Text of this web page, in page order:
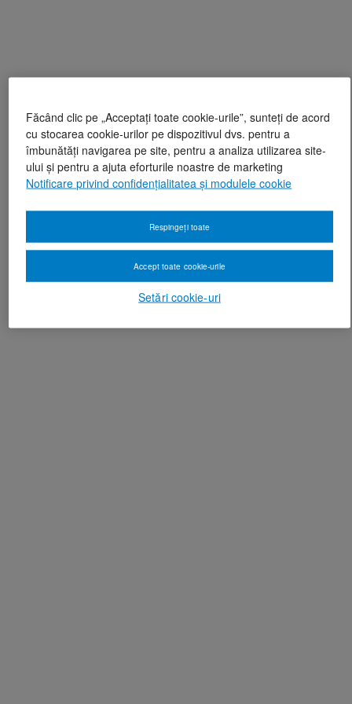
Făcând clic pe „Acceptați toate cookie-urile”, sunteți de acord
cu stocarea cookie-urilor pe dispozitivul dvs. pentru a
îmbunătăți navigarea pe site, pentru a analiza utilizarea site-
ului și pentru a ajuta eforturile noastre de marketing
Notificare privind confidențialitatea și modulele cookie
Setări cookie-uri
Respingeți toate
Accept toate cookie-urile